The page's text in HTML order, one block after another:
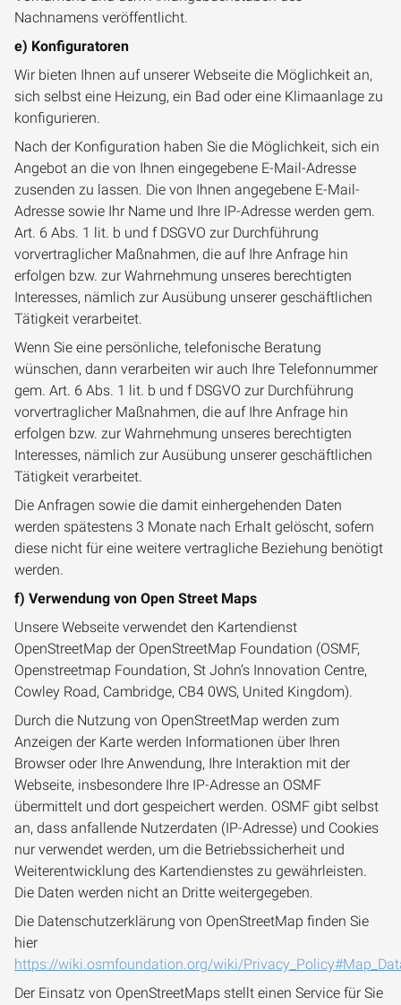
Nachnamens veröffentlicht.
e) Konfiguratoren
Wir bieten Ihnen auf unserer Webseite die Möglichkeit an,
sich selbst eine Heizung, ein Bad oder eine Klimaanlage zu
konfigurieren.
Nach der Konfiguration haben Sie die Möglichkeit, sich ein
Angebot an die von Ihnen eingegebene E-Mail-Adresse
zusenden zu lassen. Die von Ihnen angegebene E-Mail-
Adresse sowie Ihr Name und Ihre IP-Adresse werden gem.
Art. 6 Abs. 1 lit. b und f DSGVO zur Durchführung
vorvertraglicher Maßnahmen, die auf Ihre Anfrage hin
erfolgen bzw. zur Wahrnehmung unseres berechtigten
Interesses, nämlich zur Ausübung unserer geschäftlichen
Tätigkeit verarbeitet.
Wenn Sie eine persönliche, telefonische Beratung
wünschen, dann verarbeiten wir auch Ihre Telefonnummer
gem. Art. 6 Abs. 1 lit. b und f DSGVO zur Durchführung
vorvertraglicher Maßnahmen, die auf Ihre Anfrage hin
erfolgen bzw. zur Wahrnehmung unseres berechtigten
Interesses, nämlich zur Ausübung unserer geschäftlichen
Tätigkeit verarbeitet.
Die Anfragen sowie die damit einhergehenden Daten
werden spätestens 3 Monate nach Erhalt gelöscht, sofern
diese nicht für eine weitere vertragliche Beziehung benötigt
werden.
f) Verwendung von Open Street Maps
Unsere Webseite verwendet den Kartendienst
OpenStreetMap der OpenStreetMap Foundation (OSMF,
Openstreetmap Foundation, St John’s Innovation Centre,
Cowley Road, Cambridge, CB4 0WS, United Kingdom).
Durch die Nutzung von OpenStreetMap werden zum
Anzeigen der Karte werden Informationen über Ihren
Browser oder Ihre Anwendung, Ihre Interaktion mit der
Webseite, insbesondere Ihre IP-Adresse an OSMF
übermittelt und dort gespeichert werden. OSMF gibt selbst
an, dass anfallende Nutzerdaten (IP-Adresse) und Cookies
nur verwendet werden, um die Betriebssicherheit und
Weiterentwicklung des Kartendienstes zu gewährleisten.
Die Daten werden nicht an Dritte weitergegeben.
Die Datenschutzerklärung von OpenStreetMap finden Sie
hier
https://wiki.osmfoundation.org/wiki/
Der Einsatz von OpenStreetMaps stellt einen Service für Sie